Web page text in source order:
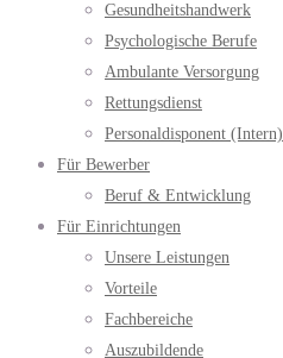
Gesundheitshandwerk
Psychologische Berufe
Ambulante Versorgung
Rettungsdienst
Personaldisponent (Intern)
Für Bewerber
Beruf & Entwicklung
Für Einrichtungen
Unsere Leistungen
Vorteile
Fachbereiche
Auszubildende